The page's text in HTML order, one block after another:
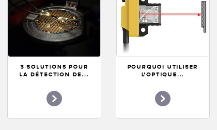
3 SOLUTIONS POUR
LA DÉTECTION DE...
POURQUOI UTILISER
L'OPTIQUE...